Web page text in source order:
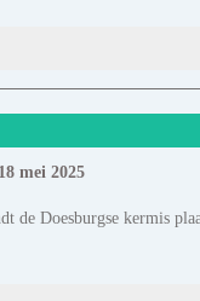
mei 2025
de Doesburgse kermis